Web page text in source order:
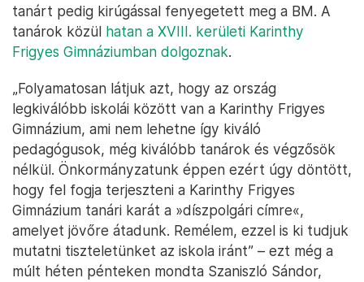
tanárt pedig kirúgással fenyegetett meg a BM. A
tanárok közül hatan a XVIII. kerületi Karinthy
Frigyes Gimnáziumban dolgoznak.
„Folyamatosan látjuk azt, hogy az ország
legkiválóbb iskolái között van a Karinthy Frigyes
Gimnázium, ami nem lehetne így kiváló
pedagógusok, még kiválóbb tanárok és végzősök
nélkül. Önkormányzatunk éppen ezért úgy döntött,
hogy fel fogja terjeszteni a Karinthy Frigyes
Gimnázium tanári karát a »díszpolgári címre«,
amelyet jövőre átadunk. Remélem, ezzel is ki tudjuk
mutatni tiszteletünket az iskola iránt” – ezt még a
múlt héten pénteken mondta Szaniszló Sándor,